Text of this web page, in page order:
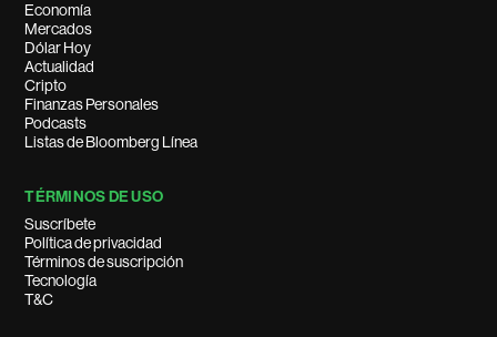
Economía
Mercados
Dólar Hoy
Actualidad
Cripto
Finanzas Personales
Podcasts
Listas de Bloomberg Línea
TÉRMINOS DE USO
Suscríbete
Política de privacidad
Términos de suscripción
Tecnología
T&C